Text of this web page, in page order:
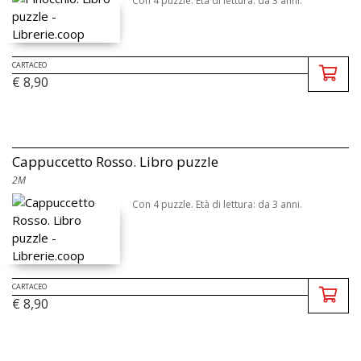
CARTACEO
€ 8,90
Cappuccetto Rosso. Libro puzzle
2M
Con 4 puzzle. Età di lettura: da 3 anni.
CARTACEO
€ 8,90